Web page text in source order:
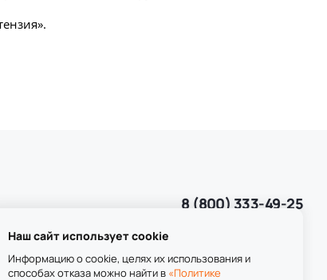
8 (800) 333-49-25
Наш сайт использует cookie
Информацию о cookie, целях их использования и
способах отказа можно найти в «Политике